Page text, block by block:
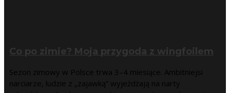
Co po zimie? Moja przygoda z wingfoilem
Sezon zimowy w Polsce trwa 3–4 miesiące. Ambitniejsi
narciarze, ludzie z „zajawką” wyjeżdżają na narty